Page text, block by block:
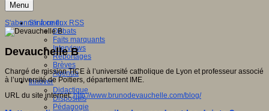
Menu
S'informer
Débats
Faits marquants
Interviews
Reportages
Brèves
Agenda
Innover
Didactique
Dispositifs
Pédagogie
S'abonner à ce flux RSS
Devauchelle B
Chargé de mission TICE à l’université catholique de Lyon et professeur associé
à l’université de Poitiers, département IME.
URL du site internet:http://www.brunodevauchelle.com/blog/